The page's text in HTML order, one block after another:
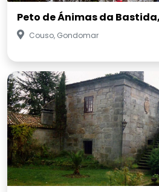
Peto de Ánimas da
Couso, Gondomar